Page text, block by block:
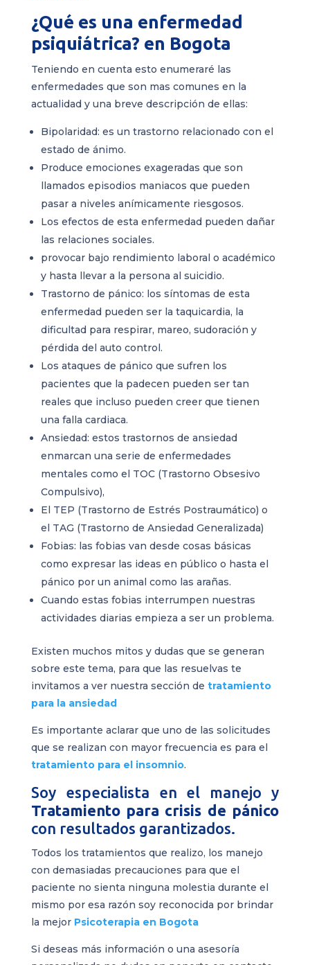
¿Qué es una enfermedad
psiquiátrica? en Bogota
Teniendo en cuenta esto enumeraré las
enfermedades que son mas comunes en la
actualidad y una breve descripción de ellas:
Bipolaridad: es un trastorno relacionado con el
estado de ánimo.
Produce emociones exageradas que son
llamados episodios maniacos que pueden
pasar a niveles anímicamente riesgosos.
Los efectos de esta enfermedad pueden dañar
las relaciones sociales.
provocar bajo rendimiento laboral o académico
y hasta llevar a la persona al suicidio.
Trastorno de pánico: los síntomas de esta
enfermedad pueden ser la taquicardia, la
dificultad para respirar, mareo, sudoración y
pérdida del auto control.
Los ataques de pánico que sufren los
pacientes que la padecen pueden ser tan
reales que incluso pueden creer que tienen
una falla cardiaca.
Ansiedad: estos trastornos de ansiedad
enmarcan una serie de enfermedades
mentales como el TOC (Trastorno Obsesivo
Compulsivo),
El TEP (Trastorno de Estrés Postraumático) o
el TAG (Trastorno de Ansiedad Generalizada)
Fobias: las fobias van desde cosas básicas
como expresar las ideas en público o hasta el
pánico por un animal como las arañas.
Cuando estas fobias interrumpen nuestras
actividades diarias empieza a ser un problema.
Existen muchos mitos y dudas que se generan
sobre este tema, para que las resuelvas te
invitamos a ver nuestra sección de tratamiento
para la ansiedad
Es importante aclarar que uno de las solicitudes
que se realizan con mayor frecuencia es para el
tratamiento para el insomnio.
Soy especialista en el manejo y
Tratamiento para crisis de pánico
con resultados garantizados.
Todos los tratamientos que realizo, los manejo
con demasiadas precauciones para que el
paciente no sienta ninguna molestia durante el
mismo por esa razón soy reconocida por brindar
la mejor Psicoterapia en Bogota
Si deseas más información o una asesoría